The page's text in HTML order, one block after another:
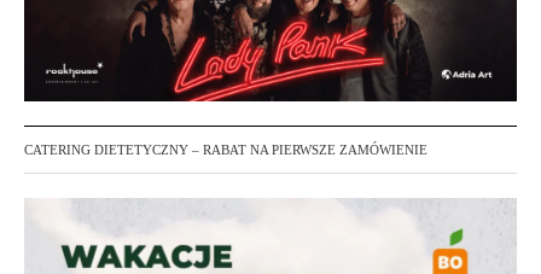
CATERING DIETETYCZNY – RABAT NA PIERWSZE ZAMÓWIENIE